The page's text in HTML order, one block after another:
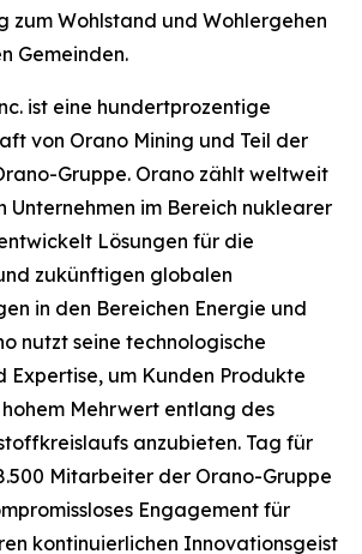
zum Wohlstand und Wohlergehen
Gemeinden.
ist eine hundertprozentige
von Orano Mining und Teil der
Gruppe. Orano zählt weltweit
Unternehmen im Bereich nuklearer
Lösungen für die
zukünftigen globalen
in den Bereichen Energie und
nutzt seine technologische
Expertise, um Kunden Produkte
Mehrwert entlang des
anzubieten. Tag für
Mitarbeiter der Orano-Gruppe
Engagement für
kontinuierlichen Innovationsgeist